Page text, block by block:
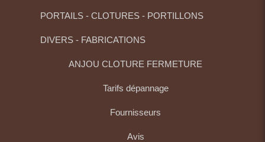
PORTAILS - CLOTURES - PORTILLONS
DIVERS - FABRICATIONS
ANJOU CLOTURE FERMETURE
Tarifs dépannage
Fournisseurs
Avis